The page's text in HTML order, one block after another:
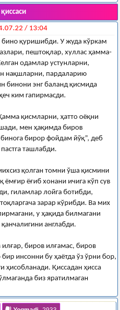
/ 13:04
қуришибди. У жуда кўркам
пештоқлар, хуллас ҳамма-
одамлар устунларни,
нақшларни, пардаларию
бинони энг баланд қисмида
ким гапирмасди.
қисмларни, ҳатто оёқни
мен ҳақимда биров
бирор фойдам йўқ”, деб
ташлабди.
қолган томни ўша қисмини
ёғиб хонани ичига кўп сув
гиламлар лойга ботибди,
зарар кўрибди. Ва мих
у ҳақида билмагани
англабди.
биров илғамас, биров
инсонни бу ҳаётда ўз ўрни бор,
Қиссадан ҳисса
биз яратилмаган